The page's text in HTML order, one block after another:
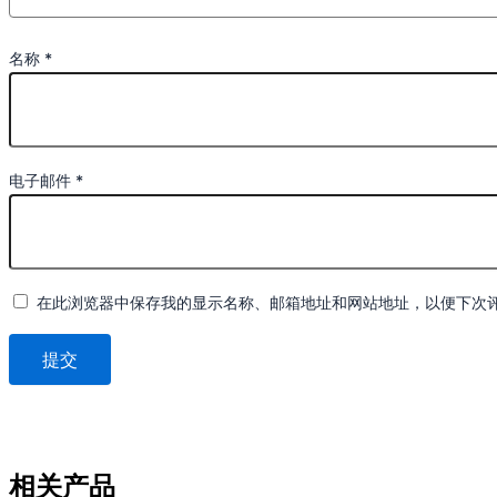
名称 *
电子邮件 *
在此浏览器中保存我的显示名称、邮箱地址和网站地址，以便下次
相关产品